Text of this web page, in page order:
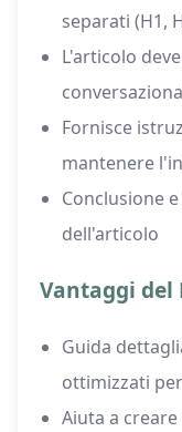
separati (H1,
L'articolo
Fornisce
mantenere
Conclusione
dell'articolo
Vantaggi del
Guida
ottimizzati
Aiuta a